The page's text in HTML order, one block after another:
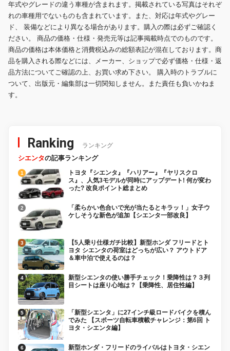
年式やグレードの違う車種が含まれます。掲載されている写真はそれぞ
れの車種用でないものも含まれています。また、対応は年式やグレー
ド、 装備などにより異なる場合があります。購入の際は必ずご確認く
ださい。 商品の価格・仕様・発売元等は記事掲載時点でのものです。
商品の価格は本体価格と消費税込みの総額表記が混在しております。商
品を購入される際などには、メーカー、ショップで必ず価格・仕様・返
品方法についてご確認の上、お買い求め下さい。 購入時のトラブルに
ついて、出版元・編集部は一切関知しません。また責任も負いかねま
す。
Ranking ランキング
シエンタの記事ランキング
トヨタ『シエンタ』『ハリアー』『ヤリスクロ
ス』、人気3モデルが同時にアップデート! 何が変わ
った? 改良ポイント総まとめ
「柔らかい色合いで光が当たるとキラッ！」女子ウ
ケしそうな新色が追加【シエンタ一部改良】
【5人乗り仕様ガチ比較】新型ホンダ フリードとト
ヨタ シエンタの荷室はどっちが広い？ アウトドア
＆車中泊で使えるのは？
新型シエンタの使い勝手チェック！乗降性は？３列
目シートは座り心地は？【乗降性、居住性編】
「新型シエンタ」に27インチ級ロードバイクを積ん
でみた 【スポーツ自転車積載チャレンジ：第6回 ト
ヨタ・シエンタ編】
新型ホンダ・フリードのライバルはトヨタ・シエン